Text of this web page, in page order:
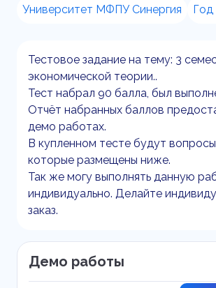
Университет МФПУ Синергия Год
Тестовое задание на тему: 3
экономической теории..
Тест набрал 90 балла, был
Отчёт набранных баллов
демо работах.
В купленном тесте будут
которые размещены ниже.
Так же могу выполнять данную
индивидуально. Делайте
заказ.
Демо работы